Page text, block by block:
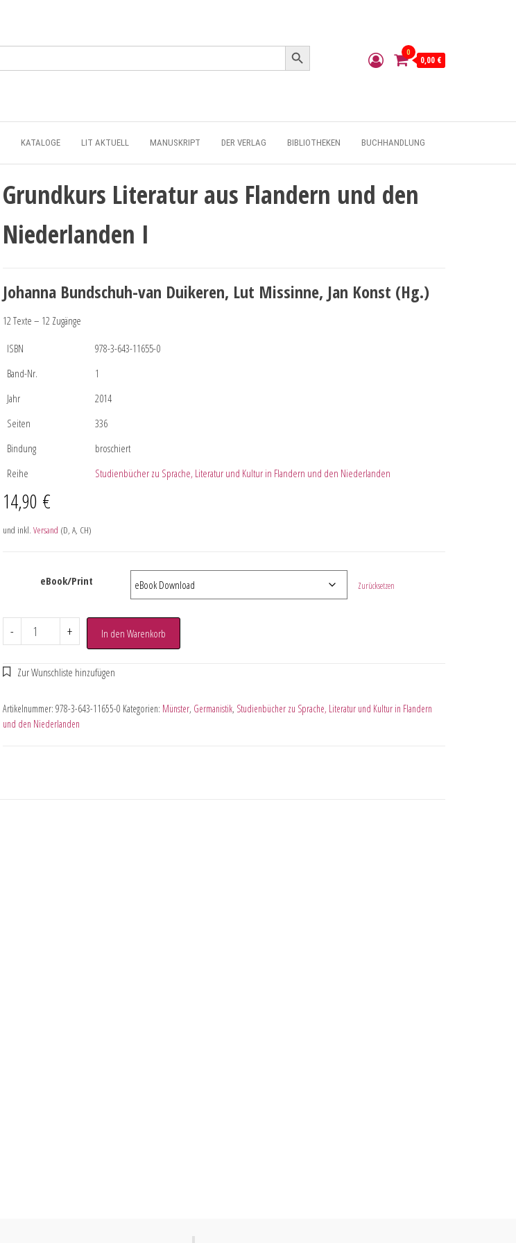
Search Button
0
0,00 €
KATALOGE LIT AKTUELL MANUSKRIPT DER VERLAG BIBLIOTHEKEN BUCHHANDLUNG
Grundkurs Literatur aus Flandern und den
Niederlanden I
Johanna Bundschuh-van Duikeren, Lut Missinne, Jan Konst (Hg.)
12 Texte – 12 Zugänge
ISBN
978-3-643-11655-0
Band-Nr.
1
Jahr
2014
Seiten
336
Bindung
broschiert
Reihe
Studienbücher zu Sprache, Literatur und Kultur in Flandern und den Niederlanden
14,90 €
und inkl. Versand (D, A, CH)
eBook/Print Zurücksetzen
- + In den Warenkorb
Artikelnummer: 978-3-643-11655-0 Kategorien: Münster, Germanistik, Studienbücher zu Sprache, Literatur und Kultur in Flandern
und den Niederlanden